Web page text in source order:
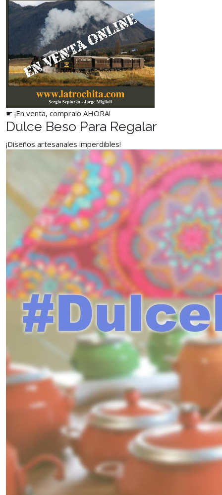
☛ ¡En venta, compralo AHORA!
Dulce Beso Para Regalar
¡Diseños artesanales imperdibles!